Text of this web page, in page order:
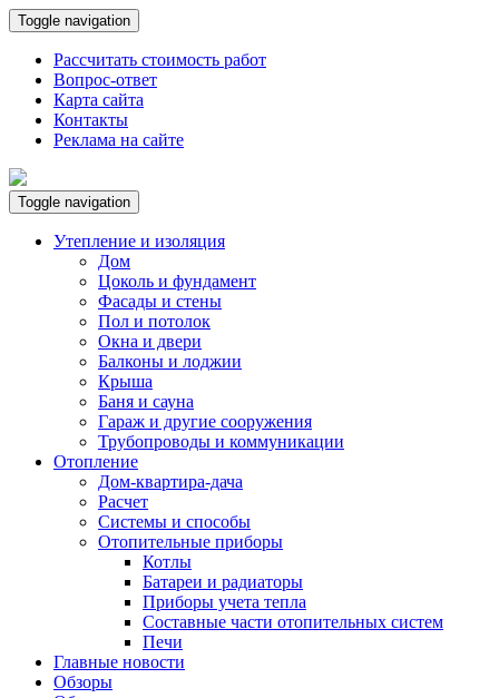
Toggle navigation
Рассчитать стоимость работ
Вопрос-ответ
Карта сайта
Контакты
Реклама на сайте
Toggle navigation
Утепление и изоляция
Дом
Цоколь и фундамент
Фасады и стены
Пол и потолок
Окна и двери
Балконы и лоджии
Крыша
Баня и сауна
Гараж и другие сооружения
Трубопроводы и коммуникации
Отопление
Дом-квартира-дача
Расчет
Системы и способы
Отопительные приборы
Котлы
Батареи и радиаторы
Приборы учета тепла
Составные части отопительных систем
Печи
Главные новости
Обзоры